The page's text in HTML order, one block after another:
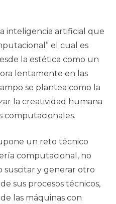
inteligencia artificial que
el cual es
la estética como un
lentamente en las
se plantea como la
la creatividad humana
computacionales.
un reto técnico
computacional, no
suscitar y generar otro
sus procesos técnicos,
las máquinas con